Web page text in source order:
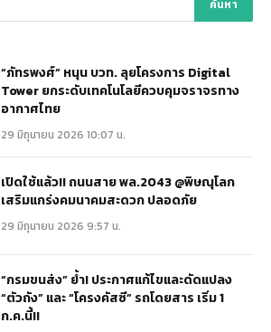
“ภัทรพงศ์” หนุน บวท. ลุยโครงการ Digital
Tower ยกระดับเทคโนโลยีควบคุมจราจรทาง
อากาศไทย
29 มิถุนายน 2026 10:07 น.
เปิดใช้แล้ว!! ถนนสาย พล.2043 @พิษณุโลก
เสริมแกร่งคมนาคมสะดวก ปลอดภัย
29 มิถุนายน 2026 9:57 น.
“กรมขนส่ง” ย้ำ! ประกาศแก้ไขและดัดแปลง
“ตัวถัง” และ “โครงคัสซี” รถโดยสาร เริ่ม 1
ก.ค.นี้!!